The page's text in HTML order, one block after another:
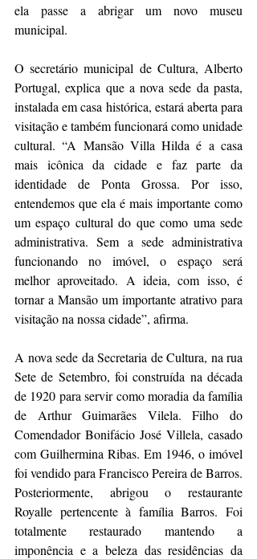
ela passe a abrigar um novo museu
municipal.
O secretário municipal de Cultura, Alberto
Portugal, explica que a nova sede da pasta,
instalada em casa histórica, estará aberta para
visitação e também funcionará como unidade
cultural. “A Mansão Villa Hilda é a casa
mais icônica da cidade e faz parte da
identidade de Ponta Grossa. Por isso,
entendemos que ela é mais importante como
um espaço cultural do que como uma sede
administrativa. Sem a sede administrativa
funcionando no imóvel, o espaço será
melhor aproveitado. A ideia, com isso, é
tornar a Mansão um importante atrativo para
visitação na nossa cidade”, afirma.
A nova sede da Secretaria de Cultura, na rua
Sete de Setembro, foi construída na década
de 1920 para servir como moradia da família
de Arthur Guimarães Vilela. Filho do
Comendador Bonifácio José Villela, casado
com Guilhermina Ribas. Em 1946, o imóvel
foi vendido para Francisco Pereira de Barros.
Posteriormente, abrigou o restaurante
Royalle pertencente à família Barros. Foi
totalmente restaurado mantendo a
imponência e a beleza das residências da